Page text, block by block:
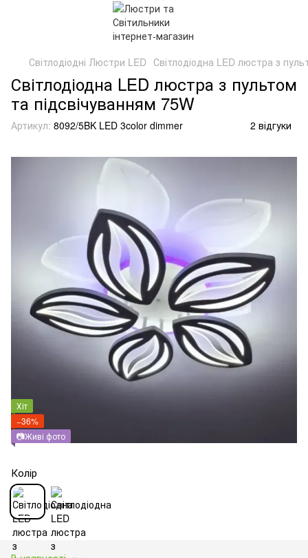
Світлодіодні Люстри LED Світлодіодна LED люстра з
Світлодіодна LED люстра з пультом
та підсвічуванням 75W
Артикул: 8092/5BK LED 3color dimmer 2 відгуки
Хіт
−36%
📷Живі фото
Колір